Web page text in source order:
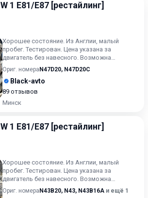
1 E81/E87 [рестайлинг]
Хорошее состояние. Из Англии, малый
пробег. Тестирован. Цена указана за
двигатель без навесного. Возможна
продажа в сборе. Цену в сборе уточ...
Ориг. номера N47D20, N47D20C
Black-avto
89 отзывов
Минск
1 E81/E87 [рестайлинг]
Хорошее состояние. Из Англии, малый
пробег. Тестирован. Цена указана за
двигатель без навесного. Возможна
продажа в сборе. Цену в сборе уточ...
Ориг. номера N43B20, N43, N43B16A и ещё 1